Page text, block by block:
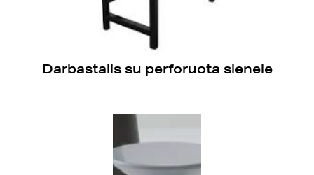
Darbastalis su perforuota sienele